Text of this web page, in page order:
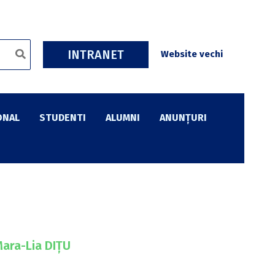
INTRANET Website vechi
STUDENTI ALUMNI ANUNȚURI
Lia DIȚU